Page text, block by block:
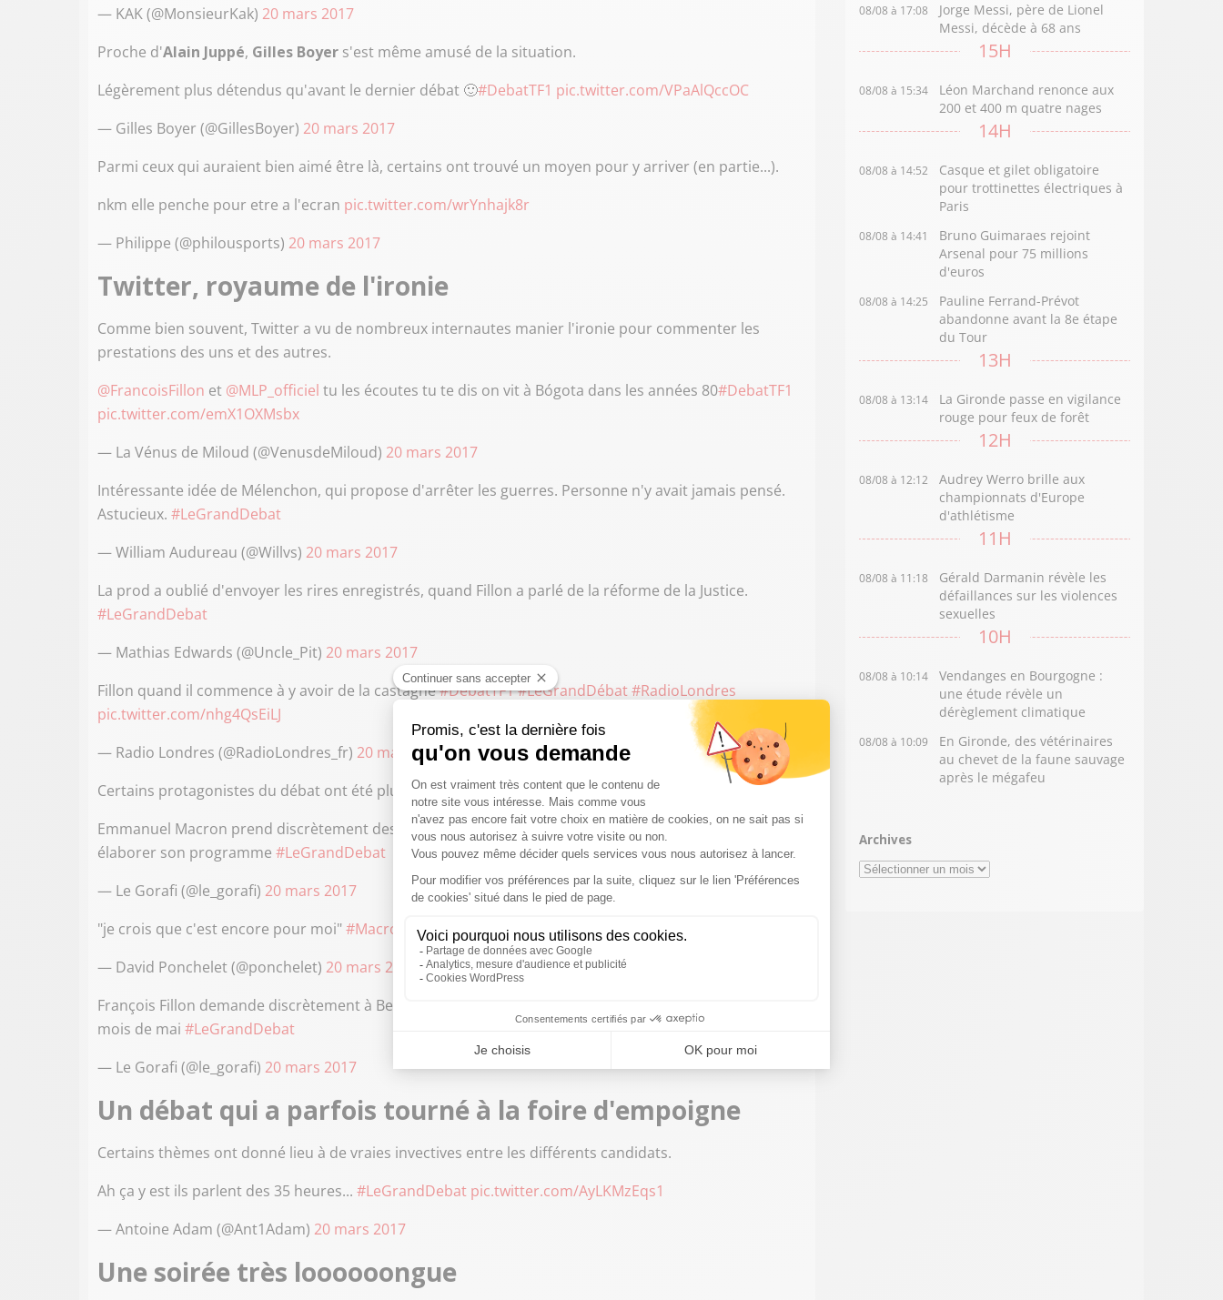
— KAK (@MonsieurKak) 20 mars 2017
Proche d'Alain Juppé, Gilles Boyer s'est même amusé de la situation.
Légèrement plus détendus qu'avant le dernier débat 🙂#DebatTF1 pic.twitter.com/VPaAlQccOC
— Gilles Boyer (@GillesBoyer) 20 mars 2017
Parmi ceux qui auraient bien aimé être là, certains ont trouvé un moyen pour y arriver (en partie...).
nkm elle penche pour etre a l'ecran pic.twitter.com/wrYnhajk8r
— Philippe (@philousports) 20 mars 2017
Twitter, royaume de l'ironie
Comme bien souvent, Twitter a vu de nombreux internautes manier l'ironie pour commenter les
prestations des uns et des autres.
@FrancoisFillon et @MLP_officiel tu les écoutes tu te dis on vit à Bógota dans les années 80#DebatTF1
pic.twitter.com/emX1OXMsbx
— La Vénus de Miloud (@VenusdeMiloud) 20 mars 2017
Intéressante idée de Mélenchon, qui propose d'arrêter les guerres. Personne n'y avait jamais pensé.
Astucieux. #LeGrandDebat
— William Audureau (@Willvs) 20 mars 2017
La prod a oublié d'envoyer les rires enregistrés, quand Fillon a parlé de la réforme de la Justice.
#LeGrandDebat
— Mathias Edwards (@Uncle_Pit) 20 mars 2017
Fillon quand il commence à y avoir de la castagne#DebatTF1#LeGrandDébat#RadioLondres
pic.twitter.com/nhg4QsEiLJ
— Radio Londres (@RadioLondres_fr) 20 mars 2017
Certains protagonistes du débat ont été plus ciblés que d'autres par les impitoyables twittos.
Emmanuel Macron prend discrètement des notes pendant les interventions des autres candidats pour
élaborer son programme #LeGrandDebat
— Le Gorafi (@le_gorafi) 20 mars 2017
"je crois que c'est encore pour moi"#Macron #Calimero #LeGrandDebat pic.twitter.com/dW6CoaQpEK
— David Ponchelet (@ponchelet) 20 mars 2017
François Fillon demande discrètement à Benoît Hamon s'il sera éligible au revenu universel à partir du
mois de mai #LeGrandDebat
— Le Gorafi (@le_gorafi) 20 mars 2017
Un débat qui a parfois tourné à la foire d'empoigne
Certains thèmes ont donné lieu à de vraies invectives entre les différents candidats.
Ah ça y est ils parlent des 35 heures... #LeGrandDebat pic.twitter.com/AyLKMzEqs1
— Antoine Adam (@Ant1Adam) 20 mars 2017
Une soirée très loooooongue
08/08 à 17:08
Jorge Messi, père de Lionel
Messi, décède à 68 ans
15H
08/08 à 15:34
Léon Marchand renonce aux
200 et 400 m quatre nages
14H
08/08 à 14:52
Casque et gilet obligatoire
pour trottinettes électriques à
Paris
08/08 à 14:41
Bruno Guimaraes rejoint
Arsenal pour 75 millions
d'euros
08/08 à 14:25
Pauline Ferrand-Prévot
abandonne avant la 8e étape
du Tour
13H
08/08 à 13:14
La Gironde passe en vigilance
rouge pour feux de forêt
12H
08/08 à 12:12
Audrey Werro brille aux
championnats d'Europe
d'athlétisme
11H
08/08 à 11:18
Gérald Darmanin révèle les
défaillances sur les violences
sexuelles
10H
08/08 à 10:14
Vendanges en Bourgogne :
une étude révèle un
dérèglement climatique
08/08 à 10:09
En Gironde, des vétérinaires
au chevet de la faune sauvage
après le mégafeu
Archives
Archives